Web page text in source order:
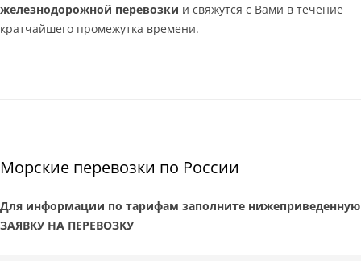
железнодорожной перевозки и свяжутся с Вами в течение
кратчайшего промежутка времени.
Морские перевозки по России
Для информации по тарифам заполните нижеприведенную
ЗАЯВКУ НА ПЕРЕВОЗКУ